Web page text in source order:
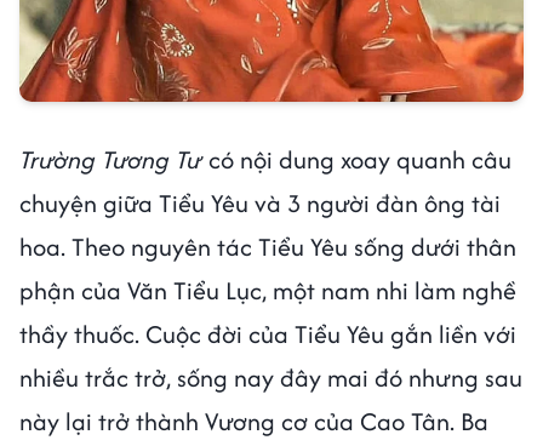
Trường Tương Tưcó nội dung xoay quanh câu
chuyện giữa Tiểu Yêu và 3 người đàn ông tài
hoa. Theo nguyên tác Tiểu Yêu sống dưới thân
phận của Văn Tiểu Lục, một nam nhi làm nghề
thầy thuốc. Cuộc đời của Tiểu Yêu gắn liền với
nhiều trắc trở, sống nay đây mai đó nhưng sau
này lại trở thành Vương cơ của Cao Tân. Ba